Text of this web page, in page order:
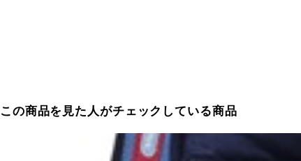
この商品を見た人がチェックしている商品